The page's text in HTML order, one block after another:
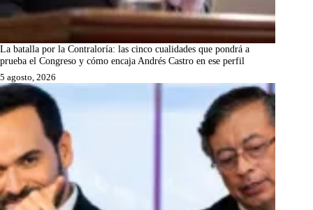
La batalla por la Contraloría: las cinco cualidades que pondrá a
prueba el Congreso y cómo encaja Andrés Castro en ese perfil
5 agosto, 2026